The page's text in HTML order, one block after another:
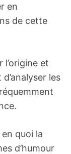
en
de cette
l’origine et
les
quoi la
d’humour